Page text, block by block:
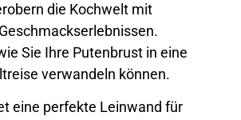
die Kochwelt mit
Sie Ihre Putenbrust in eine
verwandeln können.
eine perfekte Leinwand für